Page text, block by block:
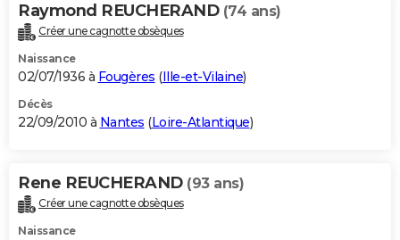
Raymond REUCHERAND (74 ans)
Créer une cagnotte obsèques
Naissance
02/07/1936 à Fougères (Ille-et-Vilaine)
Décès
22/09/2010 à Nantes (Loire-Atlantique)
Rene REUCHERAND (93 ans)
Créer une cagnotte obsèques
Naissance